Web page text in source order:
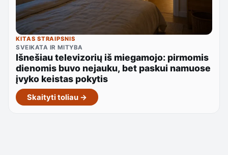
KITAS STRAIPSNIS
SVEIKATA IR MITYBA
Išnešiau televizorių iš miegamojo: pirmomis
dienomis buvo nejauku, bet paskui namuose
įvyko keistas pokytis
Skaityti toliau →